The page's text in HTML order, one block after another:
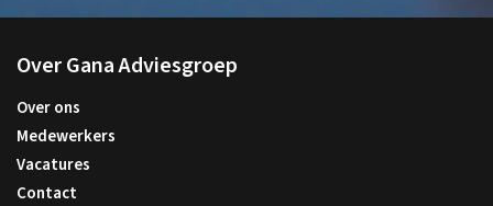
Over Gana Adviesgroep
Over ons
Medewerkers
Vacatures
Contact